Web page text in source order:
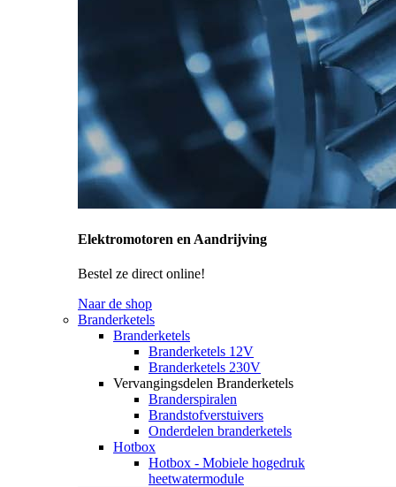
Elektromotoren en Aandrijving
Bestel ze direct online!
Naar de shop
Branderketels
Branderketels
Branderketels 12V
Branderketels 230V
Vervangingsdelen Branderketels
Branderspiralen
Brandstofverstuivers
Onderdelen branderketels
Hotbox
Hotbox - Mobiele hogedruk
heetwatermodule